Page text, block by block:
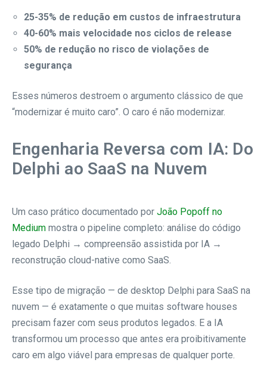
25-35% de redução em custos de infraestrutura
40-60% mais velocidade nos ciclos de release
50% de redução no risco de violações de
segurança
Esses números destroem o argumento clássico de que
“modernizar é muito caro”. O caro é não modernizar.
Engenharia Reversa com IA: Do
Delphi ao SaaS na Nuvem
Um caso prático documentado por João Popoff no
Medium mostra o pipeline completo: análise do código
legado Delphi → compreensão assistida por IA →
reconstrução cloud-native como SaaS.
Esse tipo de migração — de desktop Delphi para SaaS na
nuvem — é exatamente o que muitas software houses
precisam fazer com seus produtos legados. E a IA
transformou um processo que antes era proibitivamente
caro em algo viável para empresas de qualquer porte.